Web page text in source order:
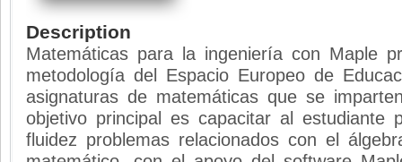
Description
Matemáticas para la ingeniería con Maple
metodología del Espacio Europeo de
asignaturas de matemáticas que se
objetivo principal es capacitar al estudiante
fluidez problemas relacionados con el